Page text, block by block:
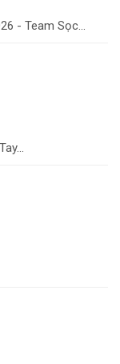
- Team Sọc...